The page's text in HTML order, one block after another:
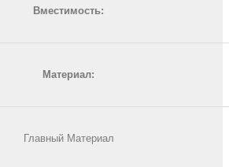
Вместимость:
Материал:
Главный Материал